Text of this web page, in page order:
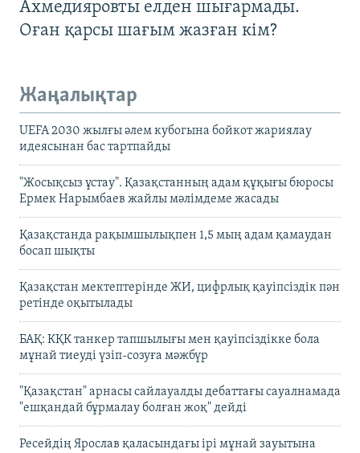
Ахмедияровты елден шығармады.
Оған қарсы шағым жазған кім?
Жаңалықтар
UEFA 2030 жылғы әлем кубогына бойкот жариялау
идеясынан бас тартпайды
"Жосықсыз ұстау". Қазақстанның адам құқығы бюросы
Ермек Нарымбаев жайлы мәлімдеме жасады
Қазақстанда рақымшылықпен 1,5 мың адам қамаудан
босап шықты
Қазақстан мектептерінде ЖИ, цифрлық қауіпсіздік пән
ретінде оқытылады
БАҚ: КҚК танкер тапшылығы мен қауіпсіздікке бола
мұнай тиеуді үзіп-созуға мәжбүр
"Қазақстан" арнасы сайлауалды дебаттағы сауалнамада
"ешқандай бұрмалау болған жоқ" дейді
Ресейдің Ярослав қаласындағы ірі мұнай зауытына